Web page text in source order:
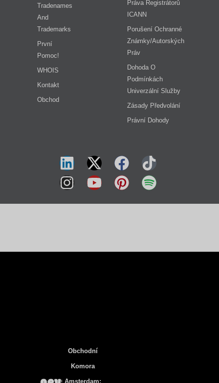
Tradenames
And
Trademarks
První
Pomoc!
WHOIS
Kontakt
Obchod
Práva Registrátorů
ICANN
Porušení Ochranné
Známky/autorských
Práv
Dohoda O
Podmínkách
Univerzální Služby
Zásady Předvolání
Právní Dohody
Obchodní
Komora
Amsterdam: